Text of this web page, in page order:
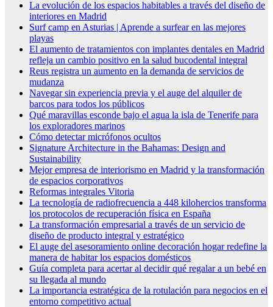
La evolución de los espacios habitables a través del diseño de
interiores en Madrid
Surf camp en Asturias | Aprende a surfear en las mejores
playas
El aumento de tratamientos con implantes dentales en Madrid
refleja un cambio positivo en la salud bucodental integral
Reus registra un aumento en la demanda de servicios de
mudanza
Navegar sin experiencia previa y el auge del alquiler de
barcos para todos los públicos
Qué maravillas esconde bajo el agua la isla de Tenerife para
los exploradores marinos
Cómo detectar micrófonos ocultos
Signature Architecture in the Bahamas: Design and
Sustainability
Mejor empresa de interiorismo en Madrid y la transformación
de espacios corporativos
Reformas integrales Vitoria
La tecnología de radiofrecuencia a 448 kilohercios transforma
los protocolos de recuperación física en España
La transformación empresarial a través de un servicio de
diseño de producto integral y estratégico
El auge del asesoramiento online decoración hogar redefine la
manera de habitar los espacios domésticos
Guía completa para acertar al decidir qué regalar a un bebé en
su llegada al mundo
La importancia estratégica de la rotulación para negocios en el
entorno competitivo actual